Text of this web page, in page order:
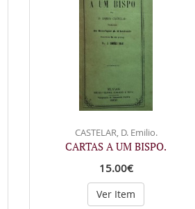
CASTELAR, D. Emilio.
CARTAS A UM BISPO.
15.00€
Ver Item